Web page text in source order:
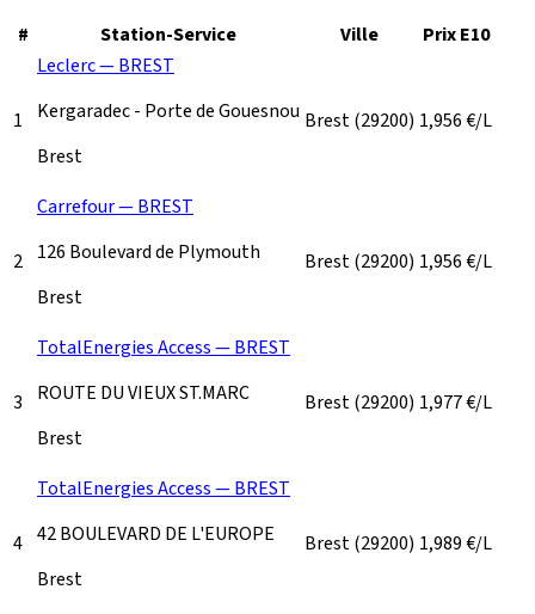
#
Station-Service Ville Prix E10
1
Leclerc — BREST
Kergaradec - Porte de Gouesnou
Brest
Brest(29200) 1,956€/L
2
Carrefour — BREST
126 Boulevard de Plymouth
Brest
Brest(29200) 1,956€/L
3
TotalEnergies Access — BREST
ROUTE DU VIEUX ST.MARC
Brest
Brest(29200) 1,977€/L
4
TotalEnergies Access — BREST
42 BOULEVARD DE L'EUROPE
Brest
Brest(29200) 1,989€/L